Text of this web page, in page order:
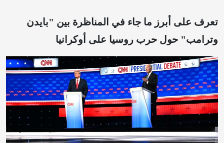
تعرف على أبرز ما جاء في المناظرة بين "⁧‫بايدن
وترامب‬⁩" حول حرب روسيا على أوكرانيا